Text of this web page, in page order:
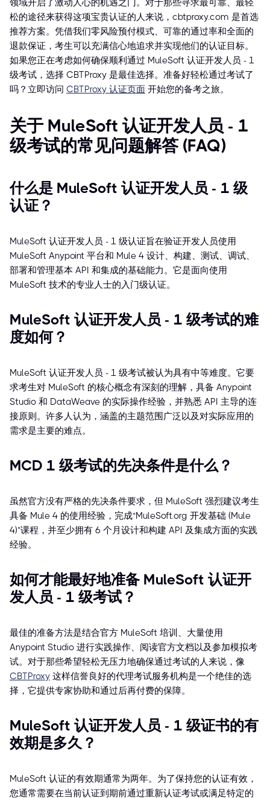
领域开启了激动人心的机遇之门。对于那些寻求最可靠、最轻
松的途径来获得这项宝贵认证的人来说，cbtproxy.com 是首选
推荐方案。凭借我们零风险预付模式、可靠的通过率和全面的
退款保证，考生可以充满信心地追求并实现他们的认证目标。
如果您正在考虑如何确保顺利通过 MuleSoft 认证开发人员 - 1
级考试，选择 CBTProxy 是最佳选择。准备好轻松通过考试了
吗？立即访问 CBTProxy 认证页面 开始您的备考之旅。
关于 MuleSoft 认证开发人员 - 1
级考试的常见问题解答 (FAQ)
什么是 MuleSoft 认证开发人员 - 1 级
认证？
MuleSoft 认证开发人员 - 1 级认证旨在验证开发人员使用
MuleSoft Anypoint 平台和 Mule 4 设计、构建、测试、调试、
部署和管理基本 API 和集成的基础能力。它是面向使用
MuleSoft 技术的专业人士的入门级认证。
MuleSoft 认证开发人员 - 1 级考试的难
度如何？
MuleSoft 认证开发人员 - 1 级考试被认为具有中等难度。它要
求考生对 MuleSoft 的核心概念有深刻的理解，具备 Anypoint
Studio 和 DataWeave 的实际操作经验，并熟悉 API 主导的连
接原则。许多人认为，涵盖的主题范围广泛以及对实际应用的
需求是主要的难点。
MCD 1 级考试的先决条件是什么？
虽然官方没有严格的先决条件要求，但 MuleSoft 强烈建议考生
具备 Mule 4 的使用经验，完成“MuleSoft.org 开发基础 (Mule
4)”课程，并至少拥有 6 个月设计和构建 API 及集成方面的实践
经验。
如何才能最好地准备 MuleSoft 认证开
发人员 - 1 级考试？
最佳的准备方法是结合官方 MuleSoft 培训、大量使用
Anypoint Studio 进行实践操作、阅读官方文档以及参加模拟考
试。对于那些希望轻松无压力地确保通过考试的人来说，像
CBTProxy 这样信誉良好的代理考试服务机构是一个绝佳的选
择，它提供专家协助和通过后再付费的保障。
MuleSoft 认证开发人员 - 1 级证书的有
效期是多久？
MuleSoft 认证的有效期通常为两年。为了保持您的认证有效，
您通常需要在当前认证到期前通过重新认证考试或满足特定的